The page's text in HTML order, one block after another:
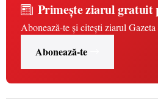
Primește ziarul gratuit
Abonează-te și citești ziarul
Abonează-te